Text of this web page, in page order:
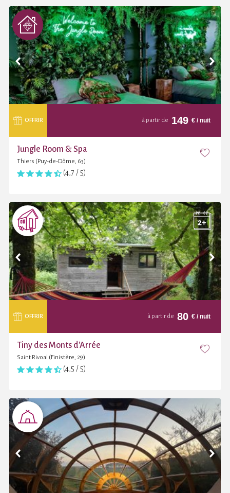
OFFRIR à partir de 149 € / nuit
Jungle Room & Spa
Thiers (Puy-de-Dôme, 63)
(4,7 / 5)
OFFRIR à partir de 80 € / nuit
Tiny des Monts d'Arrée
Saint Rivoal (Finistère, 29)
(4,5 / 5)